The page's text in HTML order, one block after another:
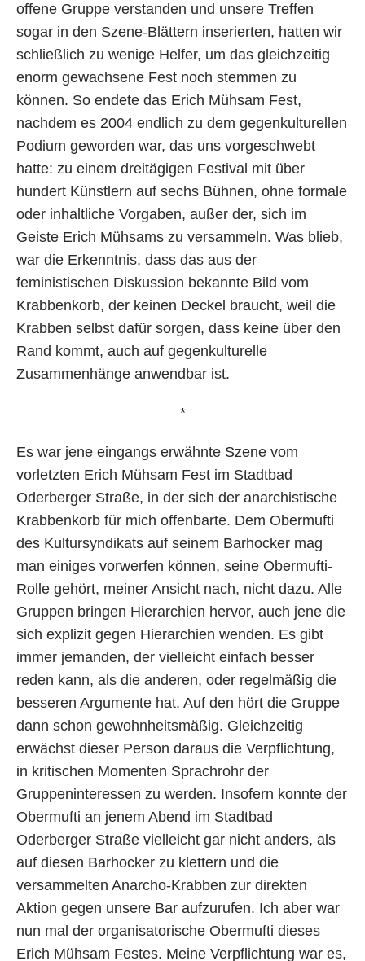
offene Gruppe verstanden und unsere Treffen
sogar in den Szene-Blättern inserierten, hatten wir
schließlich zu wenige Helfer, um das gleichzeitig
enorm gewachsene Fest noch stemmen zu
können. So endete das Erich Mühsam Fest,
nachdem es 2004 endlich zu dem gegenkulturellen
Podium geworden war, das uns vorgeschwebt
hatte: zu einem dreitägigen Festival mit über
hundert Künstlern auf sechs Bühnen, ohne formale
oder inhaltliche Vorgaben, außer der, sich im
Geiste Erich Mühsams zu versammeln. Was blieb,
war die Erkenntnis, dass das aus der
feministischen Diskussion bekannte Bild vom
Krabbenkorb, der keinen Deckel braucht, weil die
Krabben selbst dafür sorgen, dass keine über den
Rand kommt, auch auf gegenkulturelle
Zusammenhänge anwendbar ist.
*
Es war jene eingangs erwähnte Szene vom
vorletzten Erich Mühsam Fest im Stadtbad
Oderberger Straße, in der sich der anarchistische
Krabbenkorb für mich offenbarte. Dem Obermufti
des Kultursyndikats auf seinem Barhocker mag
man einiges vorwerfen können, seine Obermufti-
Rolle gehört, meiner Ansicht nach, nicht dazu. Alle
Gruppen bringen Hierarchien hervor, auch jene die
sich explizit gegen Hierarchien wenden. Es gibt
immer jemanden, der vielleicht einfach besser
reden kann, als die anderen, oder regelmäßig die
besseren Argumente hat. Auf den hört die Gruppe
dann schon gewohnheitsmäßig. Gleichzeitig
erwächst dieser Person daraus die Verpflichtung,
in kritischen Momenten Sprachrohr der
Gruppeninteressen zu werden. Insofern konnte der
Obermufti an jenem Abend im Stadtbad
Oderberger Straße vielleicht gar nicht anders, als
auf diesen Barhocker zu klettern und die
versammelten Anarcho-Krabben zur direkten
Aktion gegen unsere Bar aufzurufen. Ich aber war
nun mal der organisatorische Obermufti dieses
Erich Mühsam Festes. Meine Verpflichtung war es,